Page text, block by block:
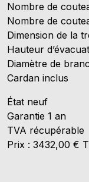
Nombre de
Nombre de
Dimension de la
Hauteur
Diamètre de
Cardan inclus
État neuf
Garantie 1 an
TVA récupérable
Prix : 3432,00 €